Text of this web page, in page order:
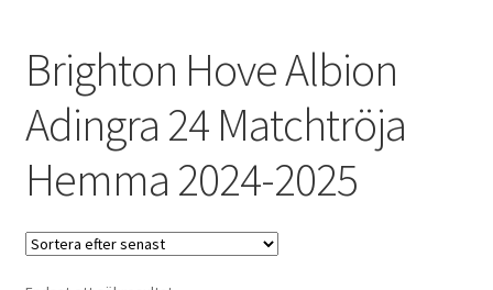
Kassa
Kontakta oss
Brighton Hove Albion
Adingra 24 Matchtröja
Hemma 2024-2025